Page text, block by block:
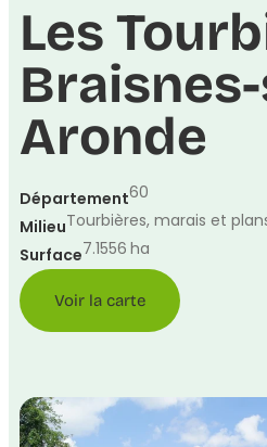
Les
Aronde
Département60
MilieuTourbières, marais et
Surface7.1556 ha
Voir la carte